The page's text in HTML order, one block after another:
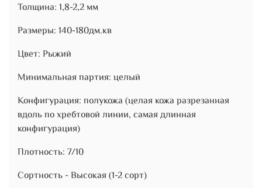
Толщина: 1,8-2,2 мм
Размеры: 140-180дм.кв
Цвет: Рыжий
Минимальная партия: целый
Конфигурация: полукожа (целая кожа разрезанная
вдоль по хребтовой линии, самая длинная
конфигурация)
Плотность: 7/10
Сортность - Высокая (1-2 сорт)